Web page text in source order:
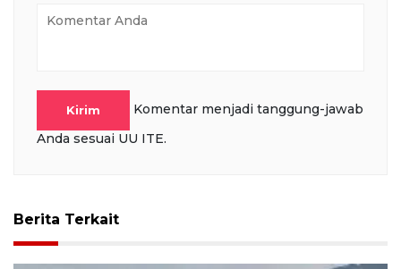
Kirim
Komentar menjadi tanggung-jawab
Anda sesuai UU ITE.
Berita Terkait